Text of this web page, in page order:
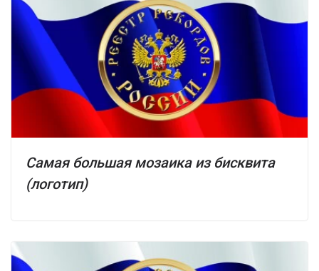
Самая большая мозаика из бисквита
(логотип)